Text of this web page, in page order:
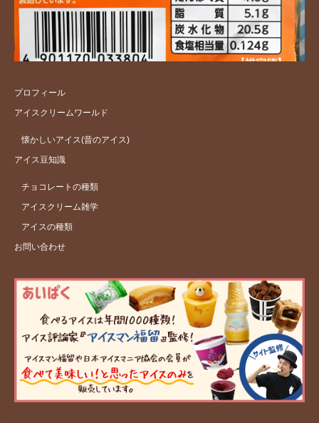
プロフィール
アイスクリームワールド
懐かしいアイス(昔のアイス)
アイス豆知識
チョコレートの種類
アイスクリーム雑学
アイスの種類
お問い合わせ